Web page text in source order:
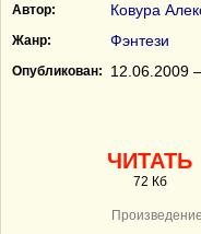
Автор: Ковура
Жанр: Фэнтези
Опубликован: 12.06.2009
ЧИТАТЬ
72 Кб